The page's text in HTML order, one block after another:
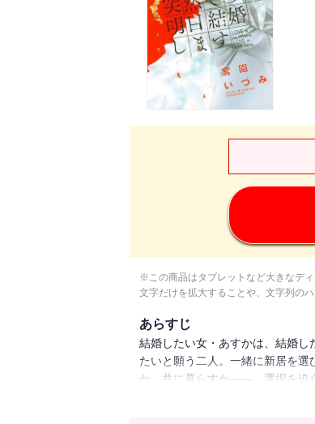
※この商品はタブレットなど大きなデ
文字だけを拡大することや、文字列の
あらすじ
結婚したい女・あすかは、結婚し
たいと願う二人。一緒に新居を
か、共に暮らすか――。選択を迫